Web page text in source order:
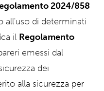
2024/858
all'uso di determinati
il Regolamento
emessi dal
dei
alla sicurezza per